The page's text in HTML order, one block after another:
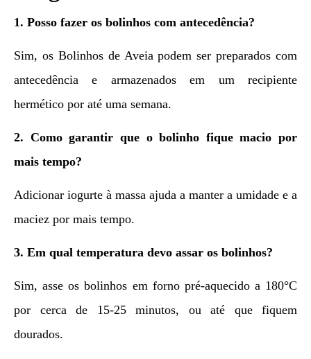
1. Posso fazer os bolinhos com antecedência?
Sim, os Bolinhos de Aveia podem ser preparados com
antecedência e armazenados em um recipiente
hermético por até uma semana.
2. Como garantir que o bolinho fique macio por
mais tempo?
Adicionar iogurte à massa ajuda a manter a umidade e a
maciez por mais tempo.
3. Em qual temperatura devo assar os bolinhos?
Sim, asse os bolinhos em forno pré-aquecido a 180°C
por cerca de 15-25 minutos, ou até que fiquem
dourados.